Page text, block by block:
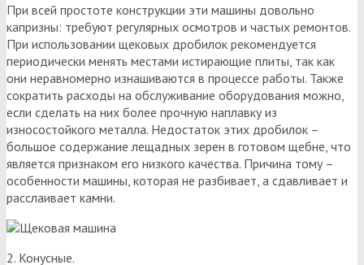
При всей простоте конструкции эти машины довольно
капризны: требуют регулярных осмотров и частых ремонтов.
При использовании щековых дробилок рекомендуется
периодически менять местами истирающие плиты, так как
они неравномерно изнашиваются в процессе работы. Также
сократить расходы на обслуживание оборудования можно,
если сделать на них более прочную наплавку из
износостойкого металла. Недостаток этих дробилок –
большое содержание лещадных зерен в готовом щебне, что
является признаком его низкого качества. Причина тому –
особенности машины, которая не разбивает, а сдавливает и
расслаивает камни.
2. Конусные.